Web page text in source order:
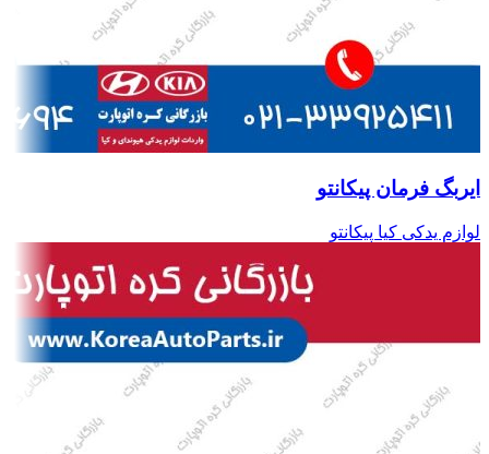
ایربگ فرمان پیکانتو
لوازم یدکی کیا پیکانتو